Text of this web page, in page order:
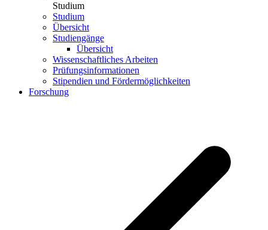
Studium
Studium
Übersicht
Studiengänge
Übersicht
Wissenschaftliches Arbeiten
Prüfungsinformationen
Stipendien und Fördermöglichkeiten
Forschung